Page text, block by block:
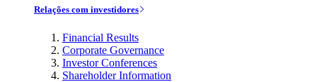
Relações com investidores
Financial Results
Corporate Governance
Investor Conferences
Shareholder Information